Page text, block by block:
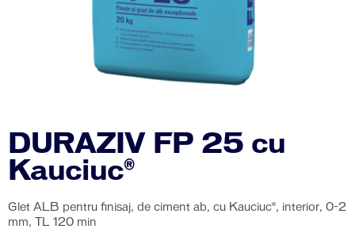
DURAZIV FP 25 cu
Kauciuc®
Glet ALB pentru finisaj, de ciment ab, cu Kauciuc®, interior, 0-2
mm, TL 120 min